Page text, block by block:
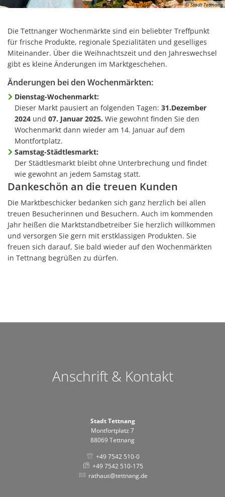
© Stadt Tettnang
Die Tettnanger Wochenmärkte sind ein beliebter Treffpunkt
für frische Produkte, regionale Spezialitäten und geselliges
Miteinander. Über die Weihnachtszeit und den Jahreswechsel
gibt es kleine Änderungen im Marktgeschehen.
Änderungen bei den Wochenmärkten:
Dienstag-Wochenmarkt:
Dieser Markt pausiert an folgenden Tagen: 31.Dezember
2024 und 07. Januar 2025. Wie gewohnt finden Sie den
Wochenmarkt dann wieder am 14. Januar auf dem
Montfortplatz.
Samstag-Städtlesmarkt:
Der Städtlesmarkt bleibt ohne Unterbrechung und findet
wie gewohnt an jedem Samstag statt.
Dankeschön an die treuen Kunden
Die Marktbeschicker bedanken sich ganz herzlich bei allen
treuen Besucherinnen und Besuchern. Auch im kommenden
Jahr heißen die Marktstandbetreiber Sie herzlich willkommen
und versorgen Sie gern mit erstklassigen Produkten. Sie
freuen sich darauf, Sie bald wieder auf den Wochenmärkten
in Tettnang begrüßen zu dürfen.
Anschrift & Kontakt
Stadt Tettnang
Montfortplatz 7
88069 Tettnang
+49 7542 510-0
+49 7542 510-175
rathaus@tettnang.de